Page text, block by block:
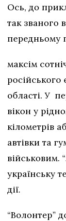
Ось, до
так званого
передньому
максім
російського
області. У
вікон у
кілометрів
автівки та
військовим.
українську
дії.
“Волонтер”